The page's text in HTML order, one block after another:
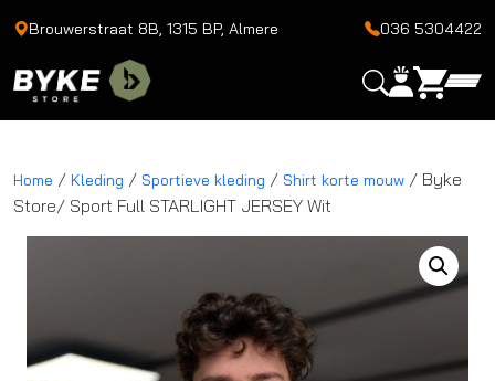
Brouwerstraat 8B, 1315 BP, Almere 036 5304422
Home / Kleding / Sportieve kleding / Shirt korte mouw / Byke
Store/ Sport Full STARLIGHT JERSEY Wit